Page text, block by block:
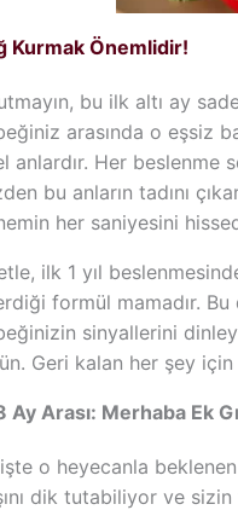
Kurmak Önemlidir!
bu ilk altı ay
arasında o eşsiz
anlardır. Her beslenme
bu anların tadını
her saniyesini
ilk 1 yıl
formül mamadır.
sinyallerini
Geri kalan her şey
Ay Arası: Merhaba Ek
o heyecanla
dik tutabiliyor ve